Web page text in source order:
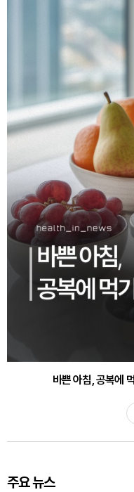
바쁜 아침, 공복에
주요 뉴스